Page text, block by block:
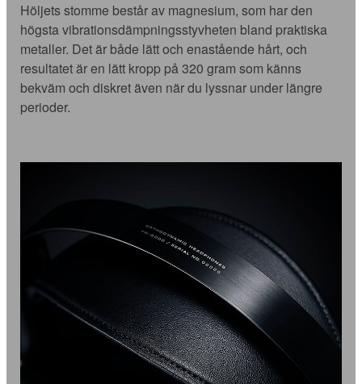
Höljets stomme består av magnesium, som har den
högsta vibrationsdämpningsstyvheten bland praktiska
metaller. Det är både lätt och enastående hårt, och
resultatet är en lätt kropp på 320 gram som känns
bekväm och diskret även när du lyssnar under längre
perioder.